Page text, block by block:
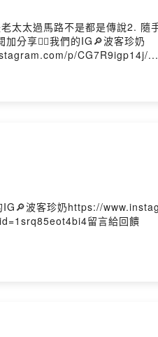
太太過馬路不是都是傳說2. 隨
分享👍🏻我們的IG🔎波客珍奶
p/CG7R9igp14j/
IG🔎波客珍奶https://
留言給回饋